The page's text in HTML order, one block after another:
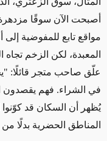
أصبحت الآن سوقًا
مواقع تابع للمفوضية
المعبدة، لكن الزخم
علّق صاحب متجر قائلًا:
في الشراء. فهم يقصدون
يُظهر أن السكان قد
المناطق الحضرية بدلًا من